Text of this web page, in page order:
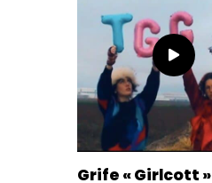
Grife « Girlcott »